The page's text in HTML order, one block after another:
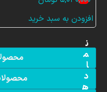
افزودن به سبد خرید
ن
م
ا
د
ه